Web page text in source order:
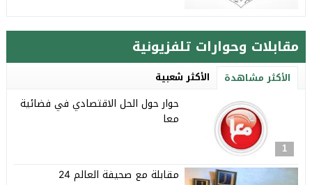
مقابلات وحوارات تلفزيونية
الأكثر مشاهدة الأكثر شعبية
1
حوار حول الحل الاقتصادي في فضائية
معا
مقابلة مع صحيفة العالم 24